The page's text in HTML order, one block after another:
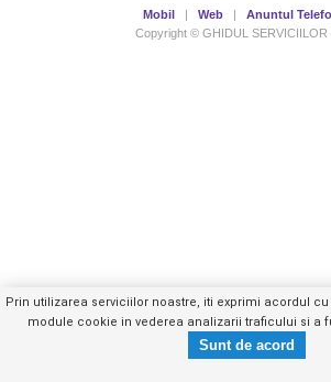
Mobil | Web | Anuntul
Copyright © GHIDUL SERVICIILOR
Prin utilizarea serviciilor noastre, iti exprimi acordul
module cookie in vederea analizarii traficului si a